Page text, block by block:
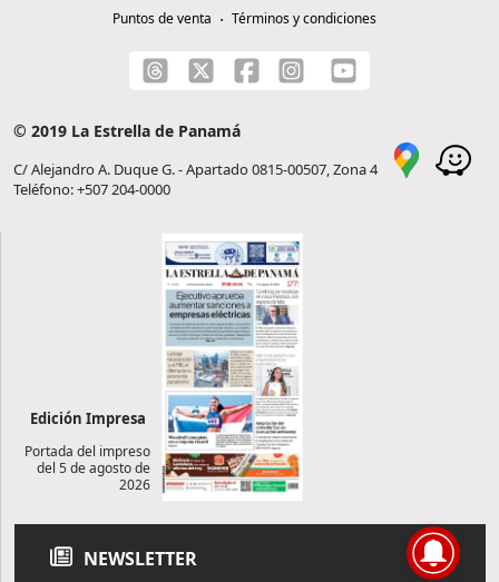
Puntos de venta
Términos y condiciones
© 2019 La Estrella de Panamá
C/ Alejandro A. Duque G. - Apartado 0815-00507, Zona 4
Teléfono: +507 204-0000
Edición Impresa
Portada del impreso
del 5 de agosto de
2026
NEWSLETTER